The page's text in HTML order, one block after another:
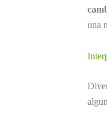
una